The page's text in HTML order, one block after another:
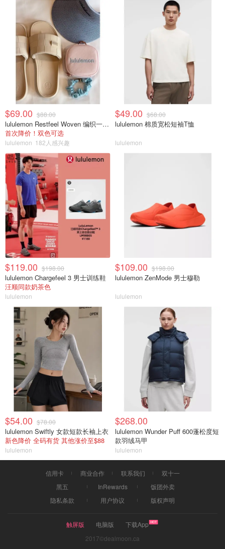
$69.00 $88.00
lululemon Restfeel Woven 编织一字拖
首次降价！双色可选
lululemon 182人感兴趣
$49.00 $68.00
lululemon 棉质宽松短袖T恤
lululemon
$119.00 $198.00
lululemon Chargefeel 3 男士训练鞋
汪顺同款奶茶色
lululemon
$109.00 $198.00
lululemon ZenMode 男士穆勒
lululemon
$54.00 $78.00
lululemon Swiftly 女款短款长袖上衣
新色降价 全码有货 其他涨价至$88
lululemon
$268.00
lululemon Wunder Puff 600蓬松度短
款羽绒马甲
lululemon
信用卡 商业合作 联系我们
双十一
黑五
InRewards
饭团外卖
隐私条款
用户协议 版权声明
触屏版 电脑版
下载App
2017©dealmoon.ca